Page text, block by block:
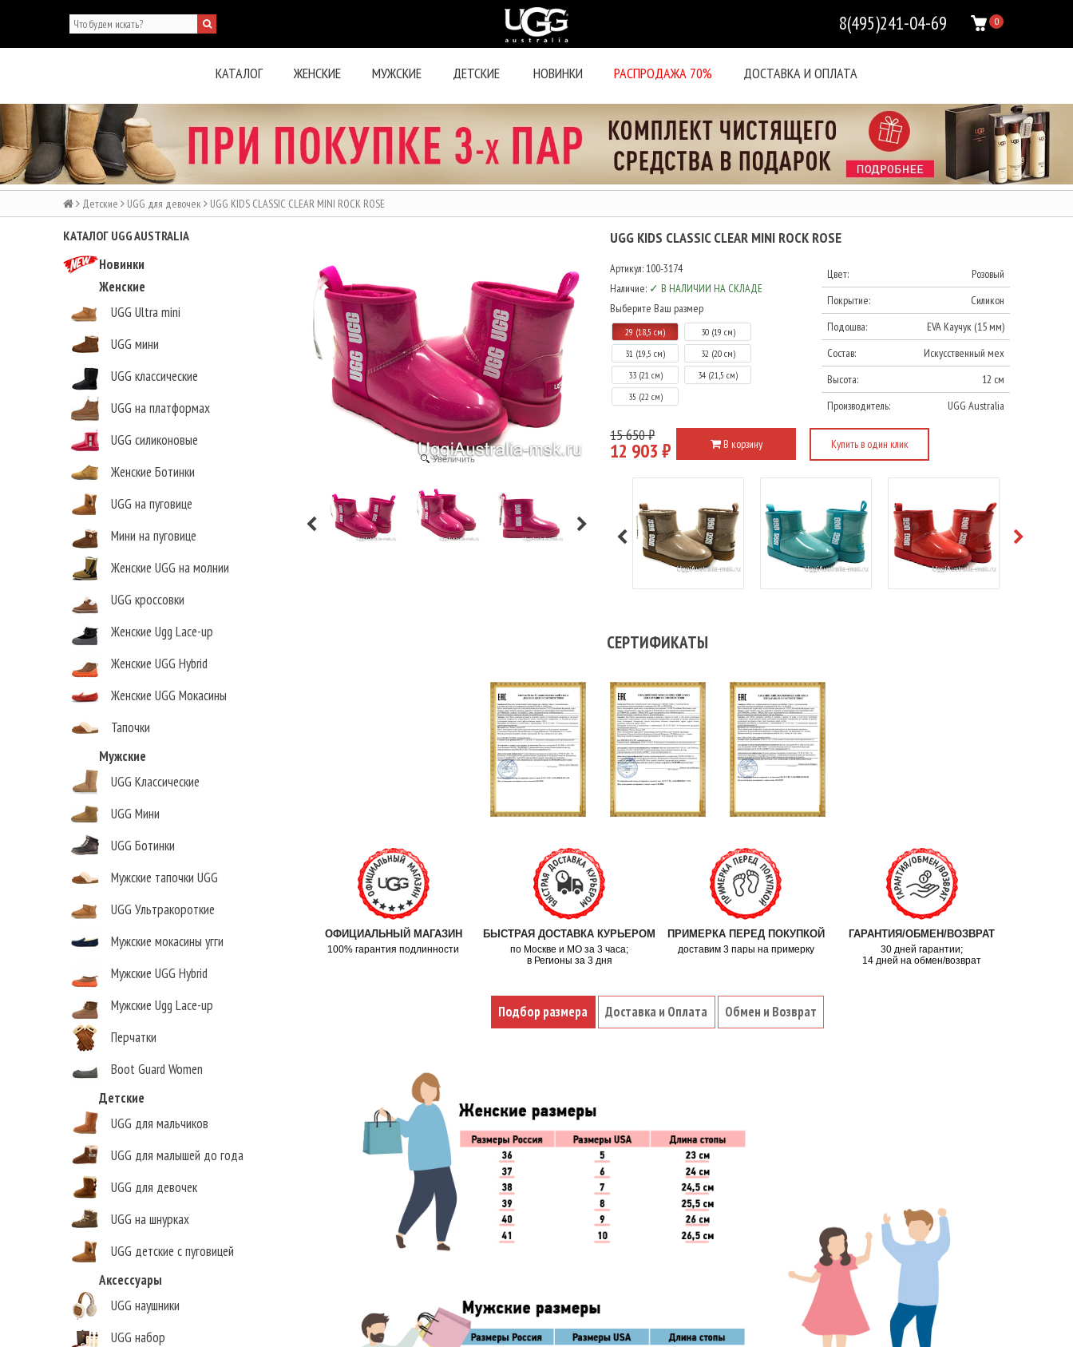
0
8(495)241-04-69
КАТАЛОГ ЖЕНСКИЕ МУЖСКИЕ ДЕТСКИЕ НОВИНКИ РАСПРОДАЖА 70% ДОСТАВКА И ОПЛАТА
Детские UGG для девочек UGG KIDS CLASSIC CLEAR MINI ROCK ROSE
КАТАЛОГ UGG AUSTRALIA
Новинки
Женские
UGG Ultra mini
UGG мини
UGG классические
UGG на платформах
UGG силиконовые
Женские Ботинки
UGG на пуговице
Мини на пуговице
Женские UGG на молнии
UGG кроссовки
Женские Ugg Lace-up
Женские UGG Hybrid
Женские UGG Мокасины
Тапочки
Мужские
UGG Классические
UGG Мини
UGG Ботинки
Мужские тапочки UGG
UGG Ультракороткие
Мужские мокасины угги
Мужские UGG Hybrid
Мужские Ugg Lace-up
Перчатки
Boot Guard Women
Детские
UGG для мальчиков
UGG для малышей до года
UGG для девочек
UGG на шнурках
UGG детские с пуговицей
Аксессуары
UGG наушники
UGG набор
Увеличить
UGG KIDS CLASSIC CLEAR MINI ROCK ROSE
Артикул: 100-3174
Наличие: ✓ В НАЛИЧИИ НА СКЛАДЕ
Выберите Ваш размер
29 (18,5 см)
30 (19 см)
31 (19,5 см)
32 (20 см)
33 (21 см)
34 (21,5 см)
35 (22 см)
15 650 ₽
12 903 ₽ В корзину Купить в один клик
Цвет:
Розовый
Покрытие:
Силикон
Подошва:
EVA Каучук (15 мм)
Состав:
Искусственный мех
Высота:
12 см
Производитель:
UGG Australia
СЕРТИФИКАТЫ
ОФИЦИАЛЬНЫЙ МАГАЗИН
100% гарантия подлинности
БЫСТРАЯ ДОСТАВКА КУРЬЕРОМ
по Москве и МО за 3 часа;
в Регионы за 3 дня
ПРИМЕРКА ПЕРЕД ПОКУПКОЙ
доставим 3 пары на примерку
ГАРАНТИЯ/ОБМЕН/ВОЗВРАТ
30 дней гарантии;
14 дней на обмен/возврат
Подбор размера Доставка и Оплата Обмен и Возврат